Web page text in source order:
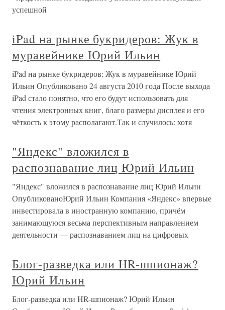
успешной
iPad на рынке букридеров: Жук в
муравейнике Юрий Ильин
iPad на рынке букридеров: Жук в муравейнике Юрий
Ильин Опубликовано 24 августа 2010 года После выхода
iPad стало понятно, что его будут использовать для
чтения электронных книг, благо размеры дисплея и его
чёткость к этому располагают.Так и случилось: хотя
"Яндекс" вложился в
распознавание лиц Юрий Ильин
"Яндекс" вложился в распознавание лиц Юрий Ильин
ОпубликованоЮрий Ильин Компания «Яндекс» впервые
инвестировала в иностранную компанию, причём
занимающуюся весьма перспективным направлением
деятельности — распознаванием лиц на цифровых
Блог-разведка или HR-шпионаж?
Юрий Ильин
Блог-разведка или HR-шпионаж? Юрий Ильин